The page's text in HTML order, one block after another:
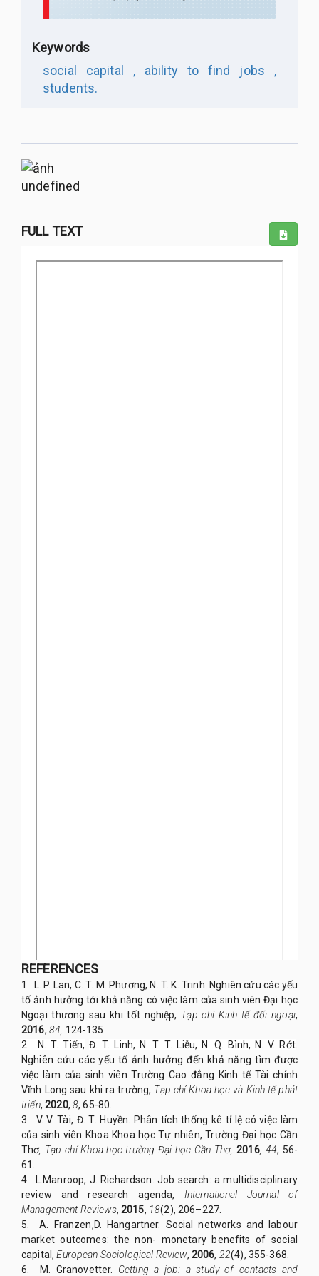
Keywords
social capital ,ability to find jobs ,
students.
undefined
FULL TEXT
REFERENCES
1. L. P. Lan, C. T. M. Phương, N. T. K. Trinh. Nghiên cứu các yếu
tố ảnh hưởng tới khả năng có việc làm của sinh viên Đại học
Ngoại thương sau khi tốt nghiệp, Tạp chí Kinh tế đối ngoại,
2016, 84, 124-135.
2. N. T. Tiến, Đ. T. Linh, N. T. T. Liễu, N. Q. Bình, N. V. Rớt.
Nghiên cứu các yếu tố ảnh hưởng đến khả năng tìm được
việc làm của sinh viên Trường Cao đẳng Kinh tế Tài chính
Vĩnh Long sau khi ra trường, Tạp chí Khoa học và Kinh tế phát
triển,2020, 8, 65-80.
3. V. V. Tài, Đ. T. Huyền. Phân tích thống kê tỉ lệ có việc làm
của sinh viên Khoa Khoa học Tự nhiên, Trường Đại học Cần
Thơ, Tạp chí Khoa học trường Đại học Cần Thơ,2016, 44, 56-
61.
4. L.Manroop, J. Richardson. Job search: a multidisciplinary
review and research agenda, International Journal of
Management Reviews,2015, 18(2), 206–227.
5. A. Franzen,D. Hangartner. Social networks and labour
market outcomes: the non- monetary benefits of social
capital,European Sociological Review, 2006, 22(4), 355-368.
6. M. Granovetter. Getting a job: a study of contacts and